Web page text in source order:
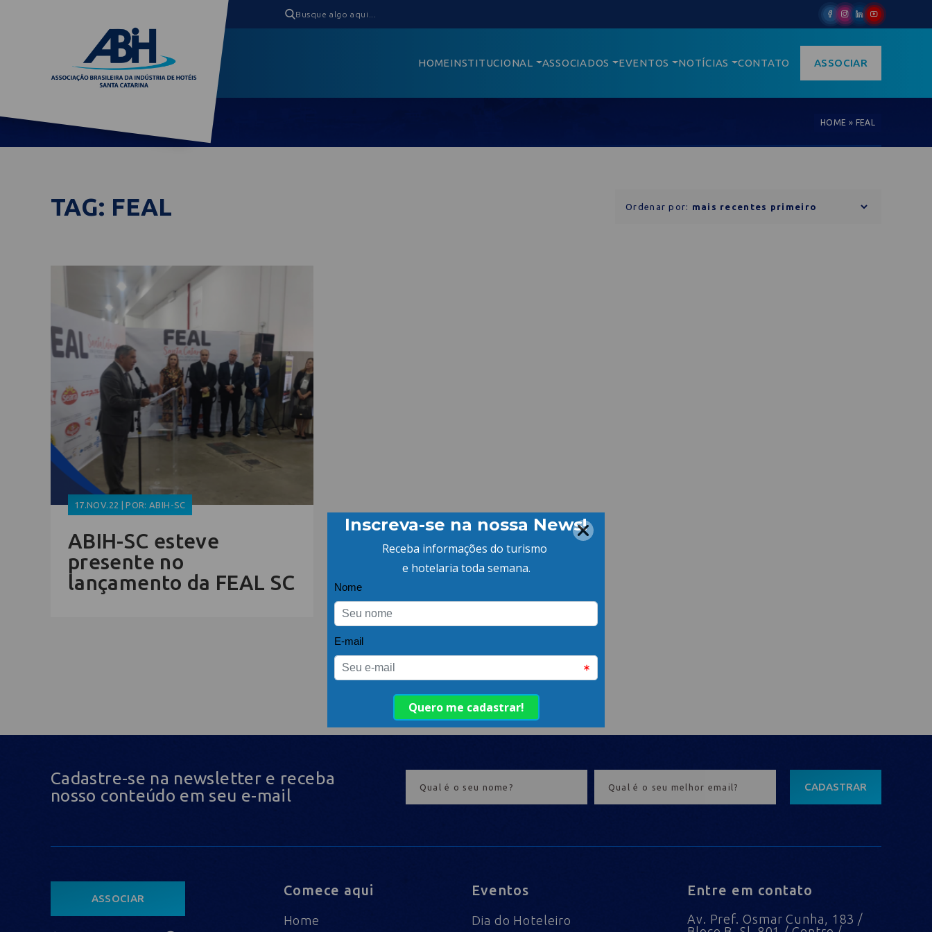
HOMEINSTITUCIONAL ASSOCIADOS EVENTOS NOTÍCIAS CONTATO ASSOCIAR
HOME » FEAL
TAG: FEAL Ordenar por:
17.NOV.22 | POR: ABIH-SC
ABIH-SC esteve
presente no
lançamento da FEAL SC
Cadastre-se na newsletter e receba
nosso conteúdo em seu e-mail
CADASTRAR
ASSOCIAR
Comece aqui
Home
Eventos
Dia do Hoteleiro
Entre em contato
Av. Pref. Osmar Cunha, 183 /